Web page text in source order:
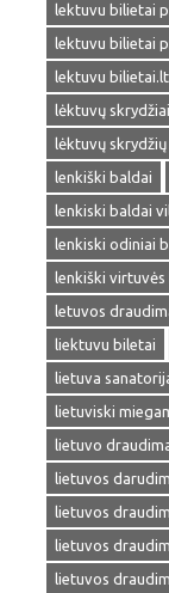
lektuvu bilietai
lektuvu bilietai
lektuvu bilietai.lt
lėktuvų skrydžiai
lėktuvų
lenkiški baldai
lenkiski baldai
lenkiski odiniai
lenkiški virtuvės
letuvos
liektuvu biletai
lietuva
lietuviski
lietuvo
lietuvos
lietuvos
lietuvos
lietuvos